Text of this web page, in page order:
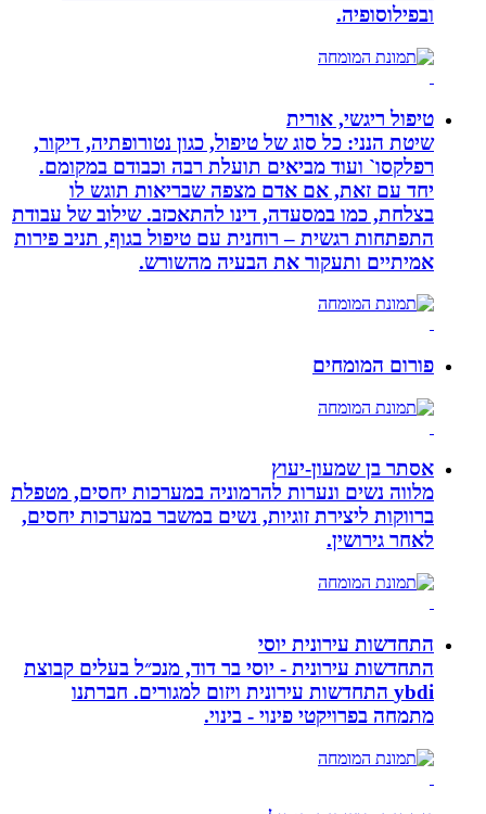
ובפילוסופיה.
טיפול ריגשי, אורית
שיטת הנני: כל סוג של טיפול, כגון נטורופתיה, דיקור,
רפלקסו` ועוד מביאים תועלת רבה וכבודם במקומם.
יחד עם זאת, אם אדם מצפה שבריאות תוגש לו
בצלחת, כמו במסעדה, דינו להתאכזב. שילוב של עבודת
התפתחות רגשית – רוחנית עם טיפול בגוף, תניב פירות
אמיתיים ותעקור את הבעיה מהשורש.
פורום המומחים
אסתר בן שמעון-יעוץ
מלווה נשים ונערות להרמוניה במערכות יחסים, מטפלת
ברווקות ליצירת זוגיות, נשים במשבר במערכות יחסים,
לאחר גירושין.
התחדשות עירונית יוסי
התחדשות עירונית - יוסי בר דוד, מנכ״ל בעלים קבוצת
ybdi התחדשות עירונית ויזום למגורים. חברתנו
מתמחה בפרויקטי פינוי - בינוי.